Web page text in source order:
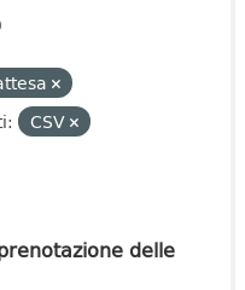
CSV
delle